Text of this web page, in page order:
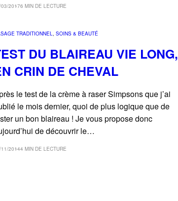
03/20176 MIN DE LECTURE
TRADITIONNEL, SOINS & BEAUTÉ
DU BLAIREAU VIE LONG,
CRIN DE CHEVAL
le test de la crème à raser Simpsons que j’ai
le mois dernier, quoi de plus logique que de
un bon blaireau ! Je vous propose donc
de découvrir le…
11/20144 MIN DE LECTURE